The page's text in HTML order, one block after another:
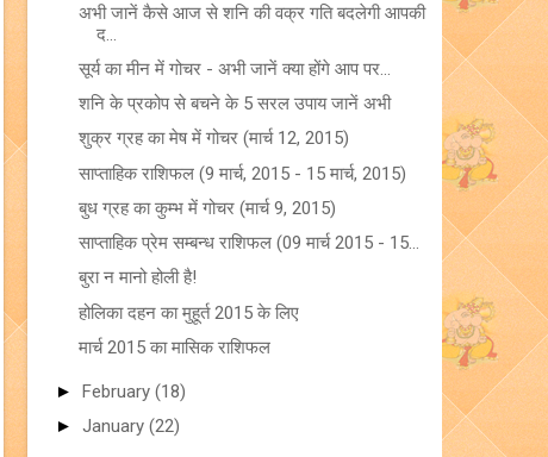
अभी जानें कैसे आज से शनि की वक्र गति बदलेगी आपकी
द...
सूर्य का मीन में गोचर - अभी जानें क्या होंगे आप पर...
शनि के प्रकोप से बचने के 5 सरल उपाय जानें अभी
शुक्र ग्रह का मेष में गोचर (मार्च 12, 2015)
साप्ताहिक राशिफल (9 मार्च, 2015 - 15 मार्च, 2015)
बुध ग्रह का कुम्भ में गोचर (मार्च 9, 2015)
साप्ताहिक प्रेम सम्बन्ध राशिफल (09 मार्च 2015 - 15...
बुरा न मानो होली है!
होलिका दहन का मुहूर्त 2015 के लिए
मार्च 2015 का मासिक राशिफल
► February (18)
► January (22)